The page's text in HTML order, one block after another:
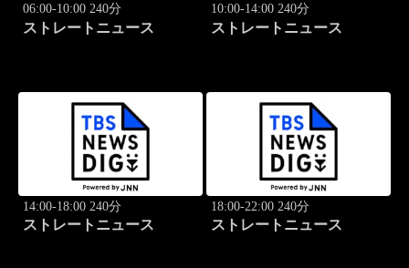
06:00-10:00 240分
ストレートニュース
10:00-14:00 240分
ストレートニュース
14:00-18:00 240分
ストレートニュース
18:00-22:00 240分
ストレートニュース